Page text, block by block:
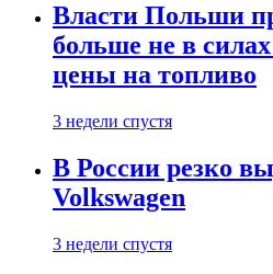
Власти Польши
больше не в
цены на топливо
3 недели спустя
В России резко
Volkswagen
3 недели спустя